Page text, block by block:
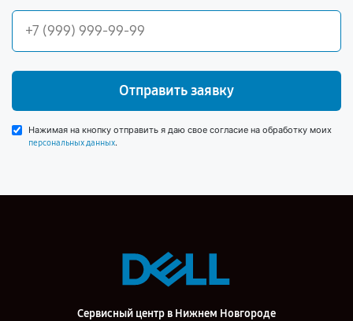
Отправить заявку
Нажимая на кнопку отправить я даю свое согласие на обработку моих
персональных данных.
Сервисный центр в Нижнем Новгороде